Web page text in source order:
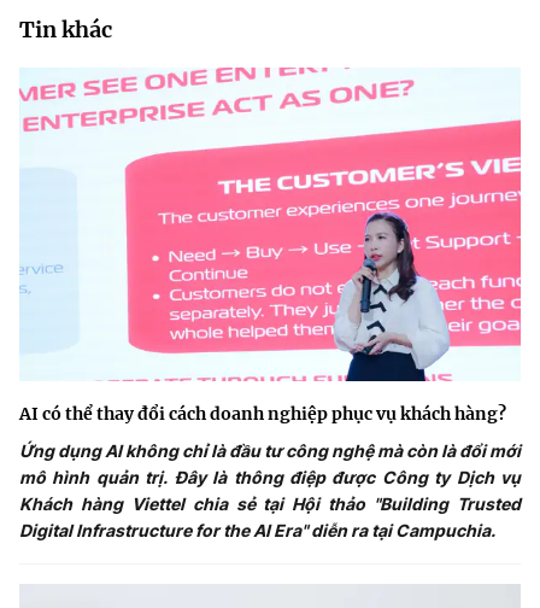
Tin khác
AI có thể thay đổi cách doanh nghiệp phục vụ khách hàng?
Ứng dụng AI không chỉ là đầu tư công nghệ mà còn là đổi mới
mô hình quản trị. Đây là thông điệp được Công ty Dịch vụ
Khách hàng Viettel chia sẻ tại Hội thảo "Building Trusted
Digital Infrastructure for the AI Era" diễn ra tại Campuchia.